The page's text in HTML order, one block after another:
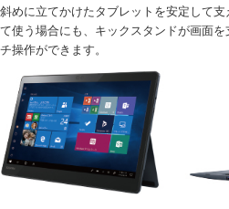
斜めに立てかけたタブレットを安定して
て使う場合にも、キックスタンドが画面
チ操作ができます。